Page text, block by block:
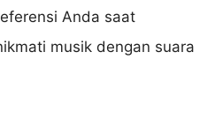
Anda saat
musik dengan suara